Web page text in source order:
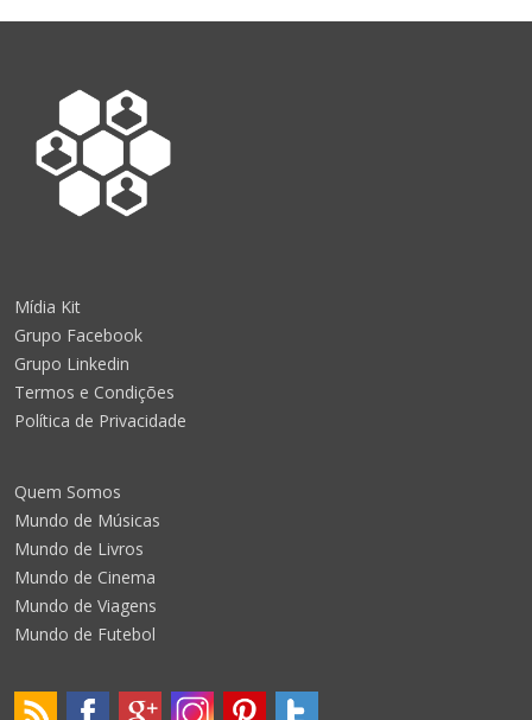
Mídia Kit
Grupo Facebook
Grupo Linkedin
Termos e Condições
Política de Privacidade
Quem Somos
Mundo de Músicas
Mundo de Livros
Mundo de Cinema
Mundo de Viagens
Mundo de Futebol